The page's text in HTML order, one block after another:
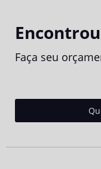
Faça seu